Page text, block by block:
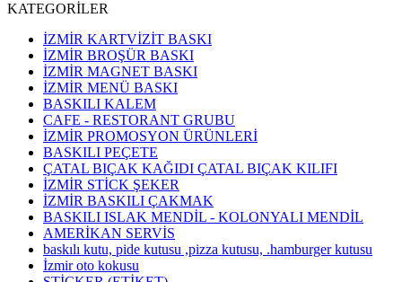
KATEGORİLER
İZMİR KARTVİZİT BASKI
İZMİR BROŞÜR BASKI
İZMİR MAGNET BASKI
İZMİR MENÜ BASKI
BASKILI KALEM
CAFE - RESTORANT GRUBU
İZMİR PROMOSYON ÜRÜNLERİ
BASKILI PEÇETE
ÇATAL BIÇAK KAĞIDI ÇATAL BIÇAK KILIFI
İZMİR STİCK ŞEKER
İZMİR BASKILI ÇAKMAK
BASKILI ISLAK MENDİL - KOLONYALI MENDİL
AMERİKAN SERVİS
baskılı kutu, pide kutusu ,pizza kutusu, .hamburger kutusu
İzmir oto kokusu